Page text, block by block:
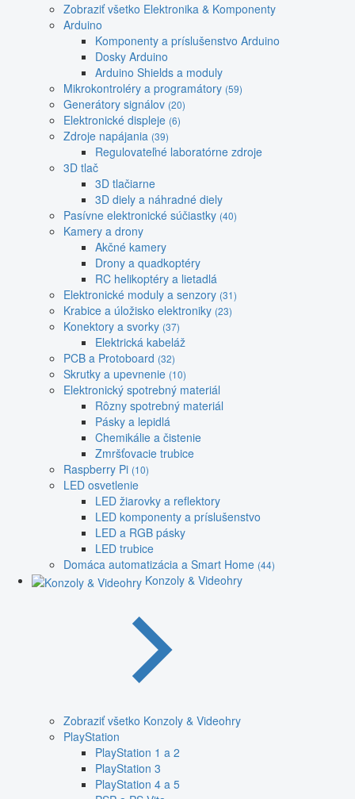
Zobraziť všetko Elektronika & Komponenty
Arduino
Komponenty a príslušenstvo Arduino
Dosky Arduino
Arduino Shields a moduly
Mikrokontroléry a programátory (59)
Generátory signálov (20)
Elektronické displeje (6)
Zdroje napájania (39)
Regulovateľné laboratórne zdroje
3D tlač
3D tlačiarne
3D diely a náhradné diely
Pasívne elektronické súčiastky (40)
Kamery a drony
Akčné kamery
Drony a quadkoptéry
RC helikoptéry a lietadlá
Elektronické moduly a senzory (31)
Krabice a úložisko elektroniky (23)
Konektory a svorky (37)
Elektrická kabeláž
PCB a Protoboard (32)
Skrutky a upevnenie (10)
Elektronický spotrebný materiál
Rôzny spotrebný materiál
Pásky a lepidlá
Chemikálie a čistenie
Zmršťovacie trubice
Raspberry Pi (10)
LED osvetlenie
LED žiarovky a reflektory
LED komponenty a príslušenstvo
LED a RGB pásky
LED trubice
Domáca automatizácia a Smart Home (44)
Konzoly & Videohry
Zobraziť všetko Konzoly & Videohry
PlayStation
PlayStation 1 a 2
PlayStation 3
PlayStation 4 a 5